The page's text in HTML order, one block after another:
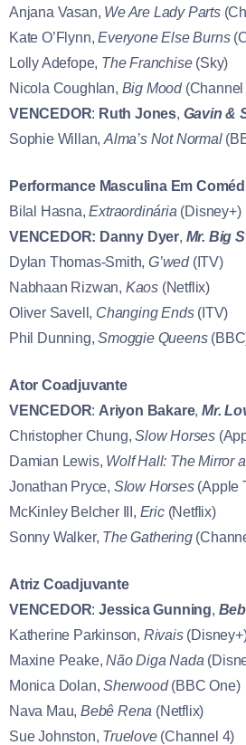
Anjana Vasan, We Are Lady Parts
Kate O’Flynn,Everyone Else Burns
Lolly Adefope, The Franchise(Sky)
Nicola Coughlan, Big Mood(Channel
VENCEDOR: Ruth Jones, Gavin &
Sophie Willan, Alma’s Not Normal
Performance Masculina Em
Bilal Hasna,Extraordinária (Disney+)
VENCEDOR: Danny Dyer, Mr. Big
Dylan Thomas-Smith, G’wed(ITV)
Nabhaan Rizwan, Kaos (Netflix)
Oliver Savell, Changing Ends(ITV)
Phil Dunning,Smoggie Queens
Ator Coadjuvante
VENCEDOR: Ariyon Bakare,Mr.
Christopher Chung,Slow Horses
Damian Lewis, Wolf Hall: The Mirror
Jonathan Pryce, Slow Horses(Apple
McKinley Belcher III, Eric(Netflix)
Sonny Walker, The Gathering
Atriz Coadjuvante
VENCEDOR:Jessica Gunning,
Katherine Parkinson, Rivais
Maxine Peake,Não Diga Nada
Monica Dolan,Sherwood(BBC One)
Nava Mau, Bebê Rena (Netflix)
Sue Johnston, Truelove(Channel 4)